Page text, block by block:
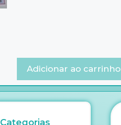
Adicionar ao carrinho
Categorias